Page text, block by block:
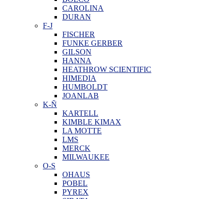
CAROLINA
DURAN
F-J
FISCHER
FUNKE GERBER
GILSON
HANNA
HEATHROW SCIENTIFIC
HIMEDIA
HUMBOLDT
JOANLAB
K-Ñ
KARTELL
KIMBLE KIMAX
LA MOTTE
LMS
MERCK
MILWAUKEE
O-S
OHAUS
POBEL
PYREX